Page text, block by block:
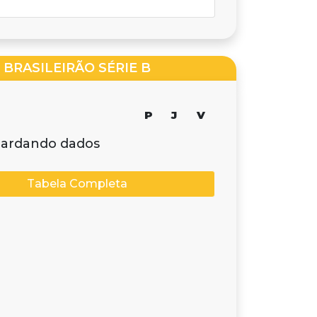
BRASILEIRÃO SÉRIE B
P J V
dados
Tabela Completa